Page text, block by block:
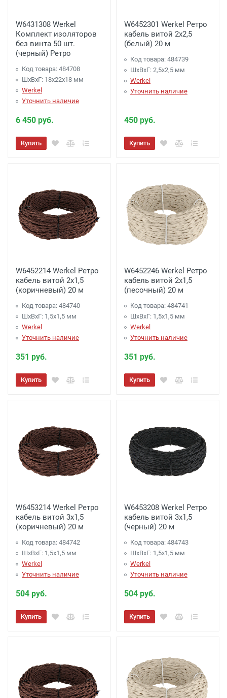
W6431308 Werkel
Комплект изоляторов
без винта 50 шт.
(черный) Ретро
Код товара: 484708
ШхВхГ: 18x22x18 мм
Werkel
Уточнить наличие
6 450 руб.
Купить
W6452301 Werkel Ретро
кабель витой 2х2,5
(белый) 20 м
Код товара: 484739
ШхВхГ: 2,5x2,5 мм
Werkel
Уточнить наличие
450 руб.
Купить
W6452214 Werkel Ретро
кабель витой 2х1,5
(коричневый) 20 м
Код товара: 484740
ШхВхГ: 1,5x1,5 мм
Werkel
Уточнить наличие
351 руб.
Купить
W6452246 Werkel Ретро
кабель витой 2х1,5
(песочный) 20 м
Код товара: 484741
ШхВхГ: 1,5x1,5 мм
Werkel
Уточнить наличие
351 руб.
Купить
W6453214 Werkel Ретро
кабель витой 3х1,5
(коричневый) 20 м
Код товара: 484742
ШхВхГ: 1,5x1,5 мм
Werkel
Уточнить наличие
504 руб.
Купить
W6453208 Werkel Ретро
кабель витой 3х1,5
(черный) 20 м
Код товара: 484743
ШхВхГ: 1,5x1,5 мм
Werkel
Уточнить наличие
504 руб.
Купить